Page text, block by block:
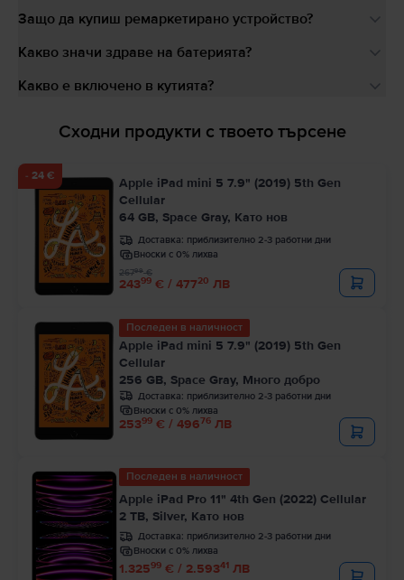
Защо да купиш ремаркетирано устройство?
Какво значи здраве на батерията?
Какво е включено в кутията?
Сходни продукти с твоето търсене
- 24 €
Apple iPad mini 5 7.9" (2019) 5th Gen
Cellular
64 GB, Space Gray, Като нов
Доставка: приблизително 2-3 работни дни
Вноски с 0% лихва
24399 € / 47720 ЛВ
26799€
Последен в наличност
Apple iPad mini 5 7.9" (2019) 5th Gen
Cellular
256 GB, Space Gray, Много добро
Доставка: приблизително 2-3 работни дни
Вноски с 0% лихва
25399 € / 49676 ЛВ
Последен в наличност
Apple iPad Pro 11" 4th Gen (2022) Cellular
2 TB, Silver, Като нов
Доставка: приблизително 2-3 работни дни
Вноски с 0% лихва
1.32599 € / 2.59341 ЛВ